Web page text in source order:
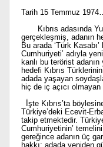
Tarih 15 Temmuz 1974…
Kıbrıs adasında
gerçekleşmiş, adanın
Bu arada ‘Türk
Cumhuriyeti’ adıyla
kanlı bu terörist
hedefi Kıbrıs
adada yaşayan
hiç de iç açıcı
İşte Kıbrıs’ta
Türkiye’deki Ecevit-
takip etmektedir.
Cumhuriyetinin’
gereğince adanın üç
hakkı; adada yeniden